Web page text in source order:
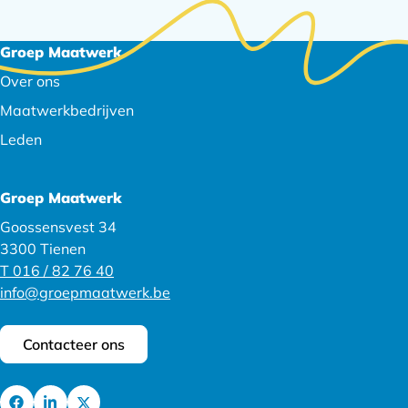
Footer
navigatie
Groep Maatwerk
Over ons
Maatwerkbedrijven
Leden
Groep Maatwerk
Goossensvest 34
3300 Tienen
T 016 / 82 76 40
info@groepmaatwerk.be
Contacteer ons